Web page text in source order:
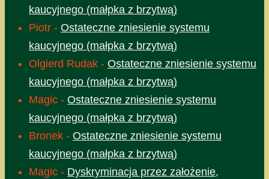
kaucyjnego (małpka z brzytwą)
Piotr - Ostateczne zniesienie systemu
kaucyjnego (małpka z brzytwą)
Olgierd Rudak - Ostateczne zniesienie systemu
kaucyjnego (małpka z brzytwą)
Magic - Ostateczne zniesienie systemu
kaucyjnego (małpka z brzytwą)
Bronek - Ostateczne zniesienie systemu
kaucyjnego (małpka z brzytwą)
Magic - Dyskryminacja przez założenie,